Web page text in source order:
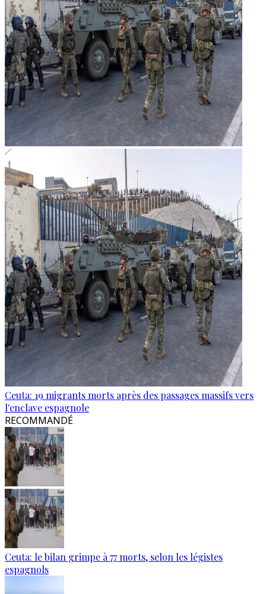
Ceuta: 19 migrants morts après des passages massifs vers
l'enclave espagnole
RECOMMANDÉ
Ceuta: le bilan grimpe à 77 morts, selon les légistes
espagnols